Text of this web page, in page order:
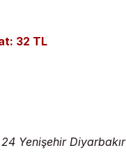
32 TL
Yenişehir Diyarbakır